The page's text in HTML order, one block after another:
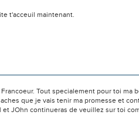
t'acceuil maintenant.
Tout specialement pour toi ma
que je vais tenir ma promesse et
JOhn continueras de veuillez sur toi